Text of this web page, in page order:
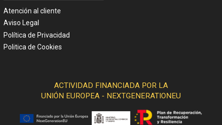
Atención al cliente
Aviso Legal
Política de Privacidad
Politica de Cookies
ACTIVIDAD FINANCIADA POR LA
UNIÓN EUROPEA - NEXTGENERATIONEU